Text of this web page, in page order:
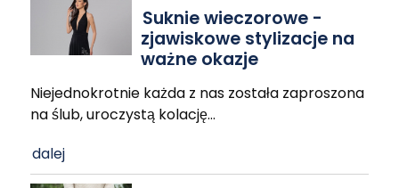
Suknie wieczorowe -
zjawiskowe stylizacje na
ważne okazje
Niejednokrotnie każda z nas została zaproszona
na ślub, uroczystą kolację…
dalej